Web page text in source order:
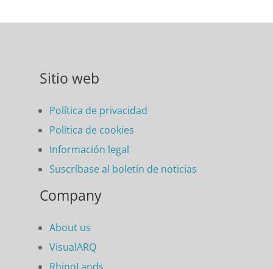
Sitio web
Política de privacidad
Política de cookies
Información legal
Suscríbase al boletín de noticias
Company
About us
VisualARQ